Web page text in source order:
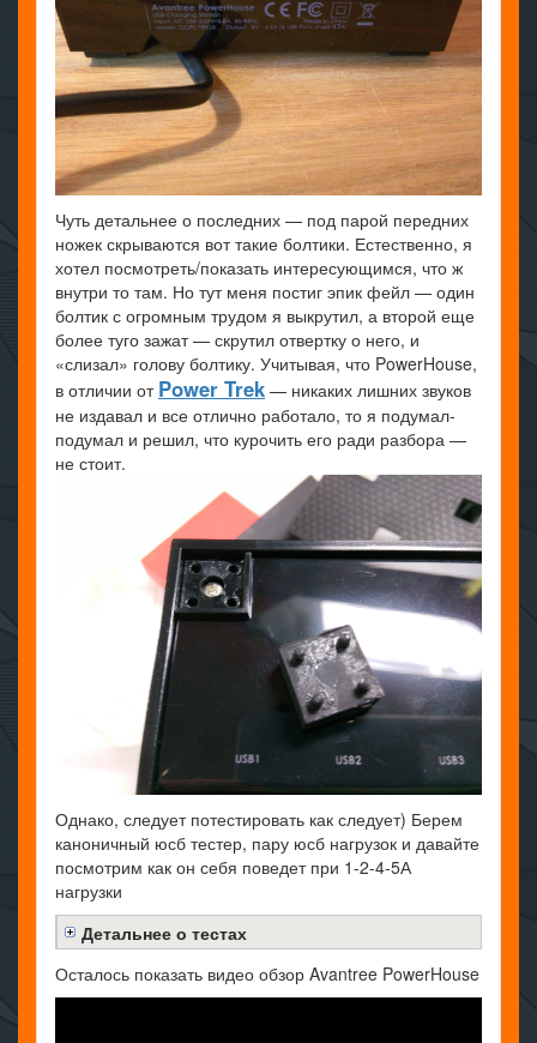
Чуть детальнее о последних — под парой передних
ножек скрываются вот такие болтики. Естественно, я
хотел посмотреть/показать интересующимся, что ж
внутри то там. Но тут меня постиг эпик фейл — один
болтик с огромным трудом я выкрутил, а второй еще
более туго зажат — скрутил отвертку о него, и
«слизал» голову болтику. Учитывая, что PowerHouse,
в отличии от Power Trek — никаких лишних звуков
не издавал и все отлично работало, то я подумал-
подумал и решил, что курочить его ради разбора —
не стоит.
Однако, следует потестировать как следует) Берем
каноничный юсб тестер, пару юсб нагрузок и давайте
посмотрим как он себя поведет при 1-2-4-5А
нагрузки
Детальнее о тестах
Осталось показать видео обзор Avantree PowerHouse